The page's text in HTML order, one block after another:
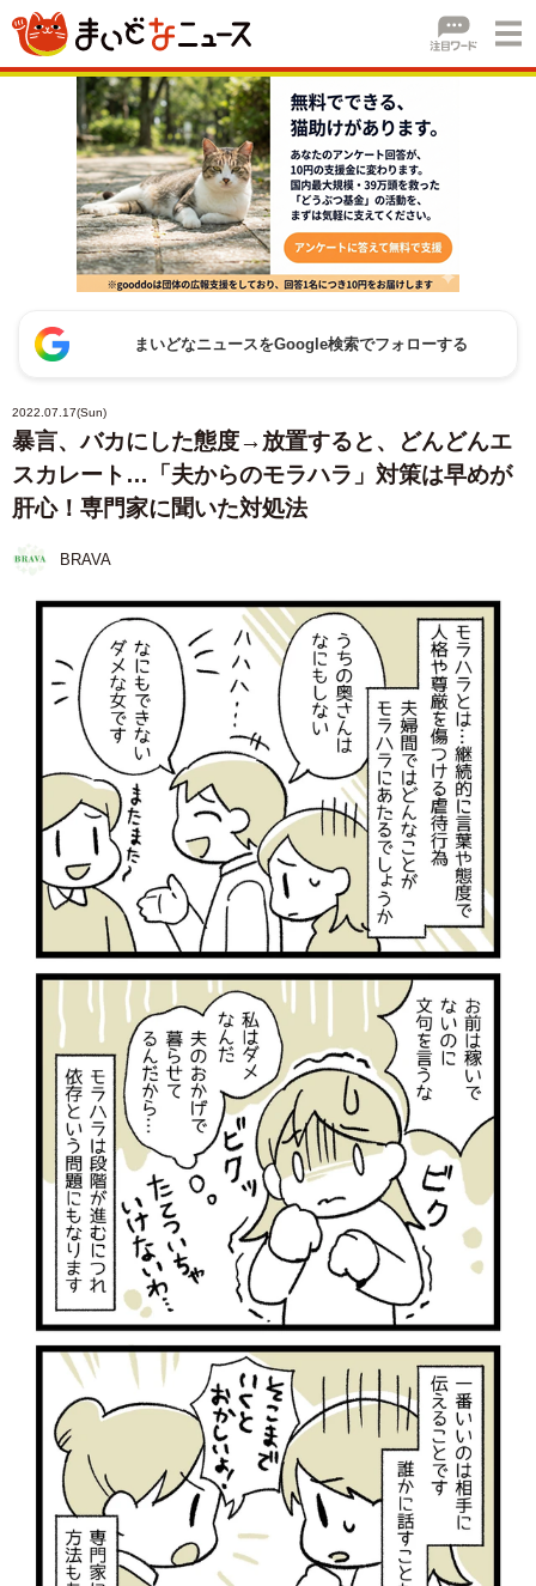
まいどなニュースをGoogle検索でフォローする
2022.07.17(Sun)
暴言、バカにした態度→放置すると、どんどんエ
スカレート…「夫からのモラハラ」対策は早めが
肝心！専門家に聞いた対処法
BRAVA